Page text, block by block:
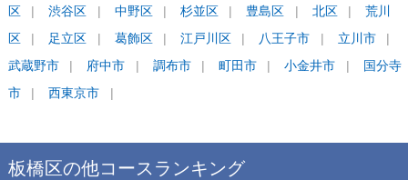
区
渋谷区 中野区 杉並区 豊島区 北区
荒川
区
足立区 葛飾区 江戸川区 八王子市
立川市
武蔵野市
府中市 調布市 町田市 小金井市
国分寺
市
西東京市
板橋区の他コースランキング